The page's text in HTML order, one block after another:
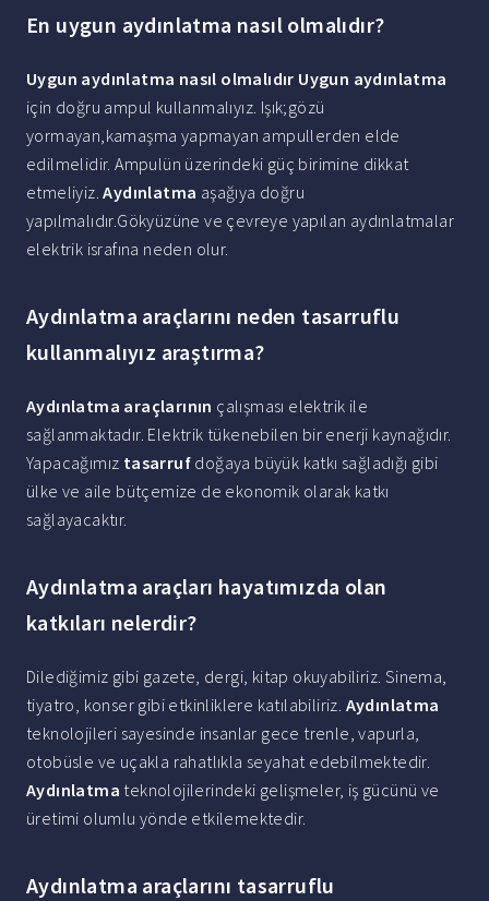
En uygun aydınlatma nasıl olmalıdır?
Uygun aydınlatma nasıl olmalıdır Uygun aydınlatma
için doğru ampul kullanmalıyız. Işık;gözü
yormayan,kamaşma yapmayan ampullerden elde
edilmelidir. Ampulün üzerindeki güç birimine dikkat
etmeliyiz.Aydınlatma aşağıya doğru
yapılmalıdır.Gökyüzüne ve çevreye yapılan aydınlatmalar
elektrik israfına neden olur.
Aydınlatma araçlarını neden tasarruflu
kullanmalıyız araştırma?
Aydınlatma araçlarının çalışması elektrik ile
sağlanmaktadır. Elektrik tükenebilen bir enerji kaynağıdır.
Yapacağımız tasarruf doğaya büyük katkı sağladığı gibi
ülke ve aile bütçemize de ekonomik olarak katkı
sağlayacaktır.
Aydınlatma araçları hayatımızda olan
katkıları nelerdir?
Dilediğimiz gibi gazete, dergi, kitap okuyabiliriz. Sinema,
tiyatro, konser gibi etkinliklere katılabiliriz. Aydınlatma
teknolojileri sayesinde insanlar gece trenle, vapurla,
otobüsle ve uçakla rahatlıkla seyahat edebilmektedir.
Aydınlatma teknolojilerindeki gelişmeler, iş gücünü ve
üretimi olumlu yönde etkilemektedir.
Aydınlatma araçlarını tasarruflu